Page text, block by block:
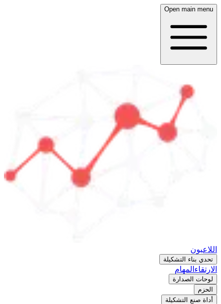
Open main menu
اللاعبون
تحدي بناء التشكيلة
الارتقاء المهام
لوحات الصدارة
الحزم
أداة صنع التشكيلة